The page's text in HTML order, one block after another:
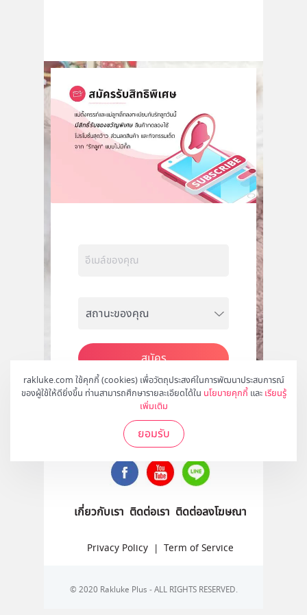
rakluke.com ใช้คุกกี้ (cookies) เพื่อวัตถุประสงค์ในการพัฒนาประสบการณ์
ของผู้ใช้ให้ดียิ่งขึ้น ท่านสามารถศึกษารายละเอียดได้ใน นโยบายคุกกี้ และ เรียนรู้
เพิ่มเติม
ยอมรับ
สมัคร
ติดตามเราได้ที่
เกี่ยวกับเรา ติดต่อเรา ติดต่อลงโฆษณา
Privacy Policy | Term of Service
© 2020 Rakluke Plus - ALL RIGHTS RESERVED.